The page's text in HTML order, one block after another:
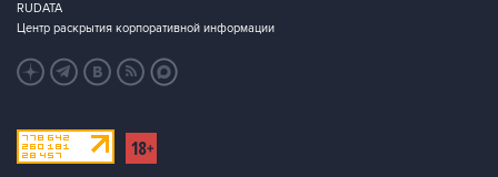
RUDATA
Центр раскрытия корпоративной информации